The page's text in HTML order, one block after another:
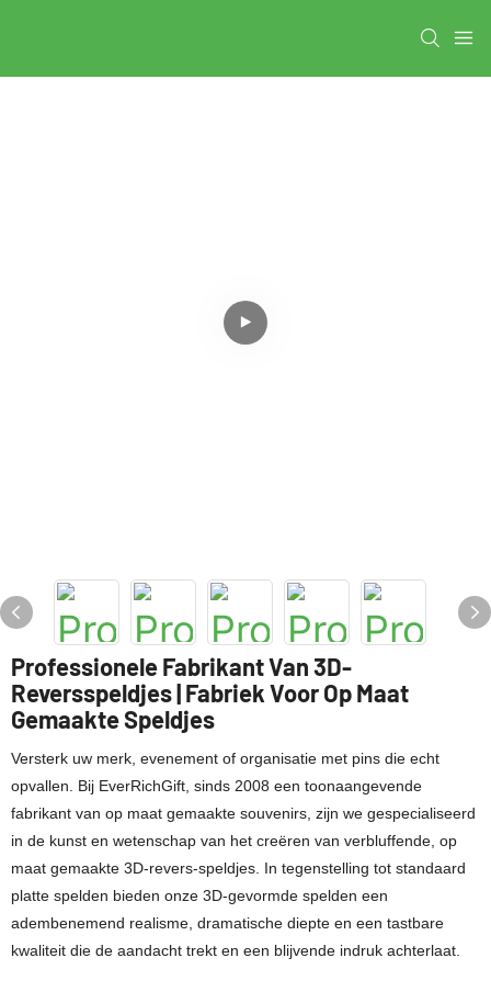
Professionele Fabrikant Van 3D-
Reversspeldjes | Fabriek Voor Op Maat
Gemaakte Speldjes
Versterk uw merk, evenement of organisatie met pins die echt
opvallen. Bij EverRichGift, sinds 2008 een toonaangevende
fabrikant van op maat gemaakte souvenirs, zijn we gespecialiseerd
in de kunst en wetenschap van het creëren van verbluffende, op
maat gemaakte 3D-revers-speldjes. In tegenstelling tot standaard
platte spelden bieden onze 3D-gevormde spelden een
adembenemend realisme, dramatische diepte en een tastbare
kwaliteit die de aandacht trekt en een blijvende indruk achterlaat.